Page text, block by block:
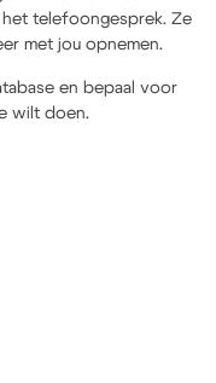
het telefoongesprek. Ze
met jou opnemen.
en bepaal voor
wilt doen.